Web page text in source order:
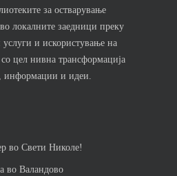
за остварување
локалните заедници преку
и искористување на
цел нивна трансформација
информации и идеи.
во Свети Николе!
во Валандово